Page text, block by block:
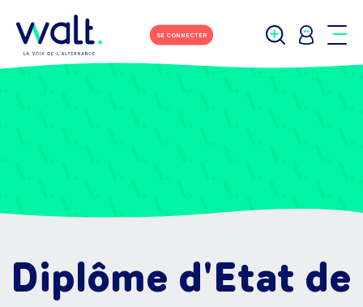
SE CONNECTER
Diplôme d'Etat de